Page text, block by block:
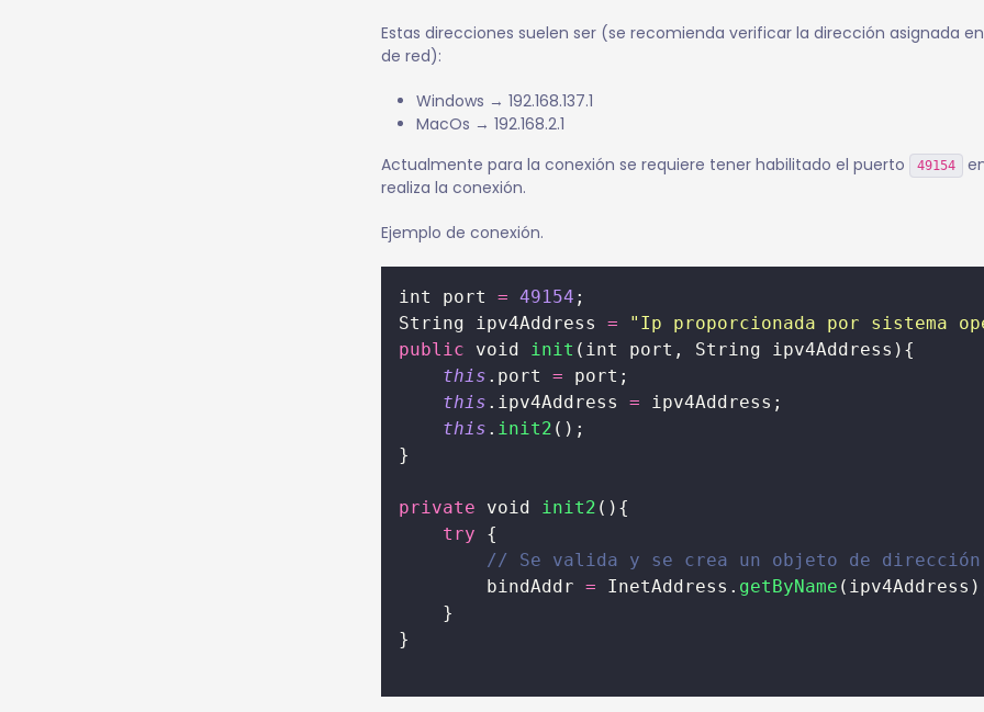
Estas direcciones suelen ser (se recomienda verificar la dirección asignada
de red):
Windows → 192.168.137.1
MacOs → 192.168.2.1
Actualmente para la conexión se requiere tener habilitado el puerto
49154
realiza la conexión.
Ejemplo de conexión.
int port = 49154 ;
String ipv4Address = "Ip proporcionada por sistema
public void init (int port, String ipv4Address){
this .port = port;
this .ipv4Address = ipv4Address;
this . init2 ();
}
private void init2 (){
try {
// Se valida y se crea un objeto de dirección
        bindAddr
= InetAddress. getByName
    }
}